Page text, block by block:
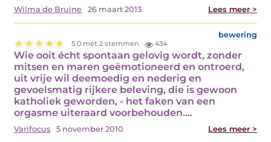
Wilma de Bruïne 26 maart 2013 Lees meer >
bewering
5.0 met 2 stemmen 434
Wie ooit écht spontaan gelovig wordt, zonder
mitsen en maren geëmotioneerd en ontroerd,
uit vrije wil deemoedig en nederig en
gevoelsmatig rijkere beleving, die is gewoon
katholiek geworden, - het faken van een
orgasme uiteraard voorbehouden.…
Varifocus 5 november 2010 Lees meer >